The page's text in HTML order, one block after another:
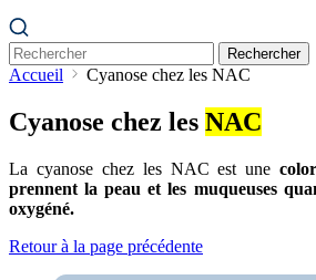
Rechercher
Accueil Cyanose chez les NAC
Cyanose chez les NAC
La cyanose chez les NAC est une
prennent la peau et les muqueuses
oxygéné.
Retour à la page précédente